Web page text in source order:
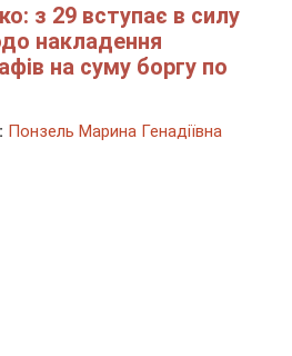
з 29 вступає в силу
накладення
на суму боргу по
Понзель Марина Генадіївна